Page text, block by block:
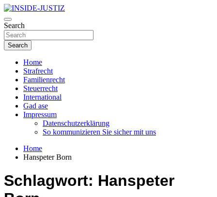
Skip
to
content
INSIDE-JUSTIZ
Investigativer Journalismus zur Dritten Gewalt
Search
Search
Home
Strafrecht
Familienrecht
Steuerrecht
International
Gad ase
Impressum
Datenschutzerklärung
So kommunizieren Sie sicher mit uns
Home
Hanspeter Born
Schlagwort: Hanspeter